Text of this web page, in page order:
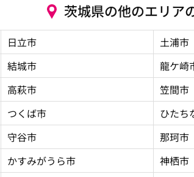
茨城県の他のエリア
日立市 土浦市
結城市 龍ケ崎
高萩市 笠間市
つくば市 ひたち
守谷市 那珂市
かすみがうら市 神栖市